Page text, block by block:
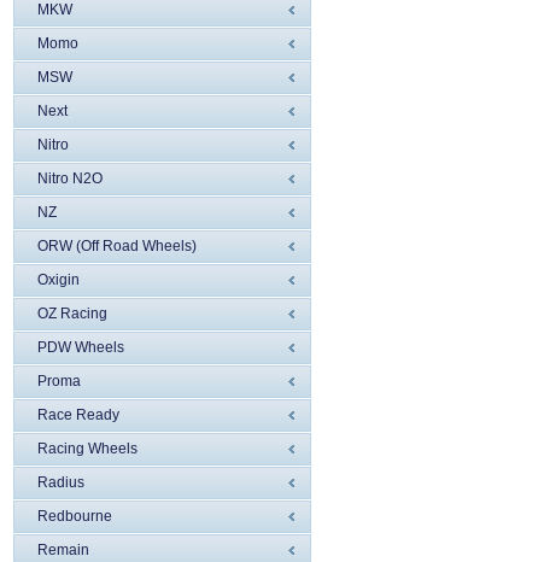
MKW
Momo
MSW
Next
Nitro
Nitro N2O
NZ
ORW (Off Road Wheels)
Oxigin
OZ Racing
PDW Wheels
Proma
Race Ready
Racing Wheels
Radius
Redbourne
Remain